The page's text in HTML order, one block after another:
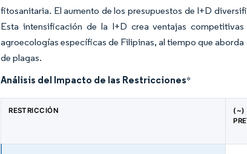
fitosanitaria. El aumento de los presupuestos de I+D
Esta intensificación de la I+D crea ventajas
agroecologías específicas de Filipinas, al tiempo que
de plagas.
Análisis del Impacto de las Restricciones*
RESTRICCIÓN
(~)